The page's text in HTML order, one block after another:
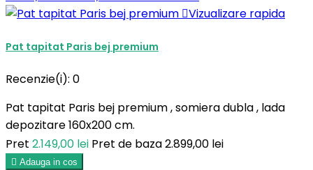
Vizualizare rapida
Pat tapitat Paris bej premium
Recenzie(i): 0
Pat tapitat Paris bej premium , somiera dubla , lada
depozitare 160x200 cm.
Pret 2.149,00 lei Pret de baza2.899,00 lei
 Adauga in cos